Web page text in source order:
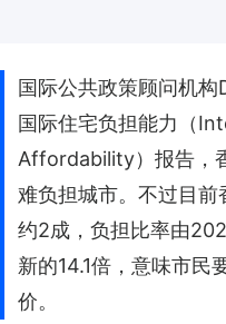
国际公共政策顾问机
国际住宅负担能力（
Affordability）报告，
难负担城市。不过目
约2成，负担比率由
新的14.1倍，意味市民
价。